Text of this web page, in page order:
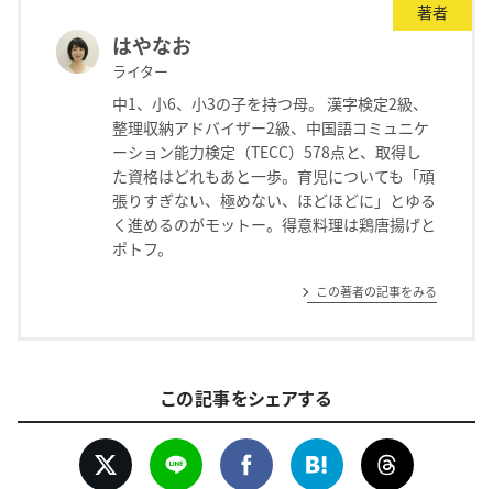
著者
はやなお
ライター
中1、小6、小3の子を持つ母。 漢字検定2級、
整理収納アドバイザー2級、中国語コミュニケ
ーション能力検定（TECC）578点と、取得し
た資格はどれもあと一歩。育児についても「頑
張りすぎない、極めない、ほどほどに」とゆる
く進めるのがモットー。得意料理は鶏唐揚げと
ポトフ。
この著者の記事をみる
この記事をシェアする